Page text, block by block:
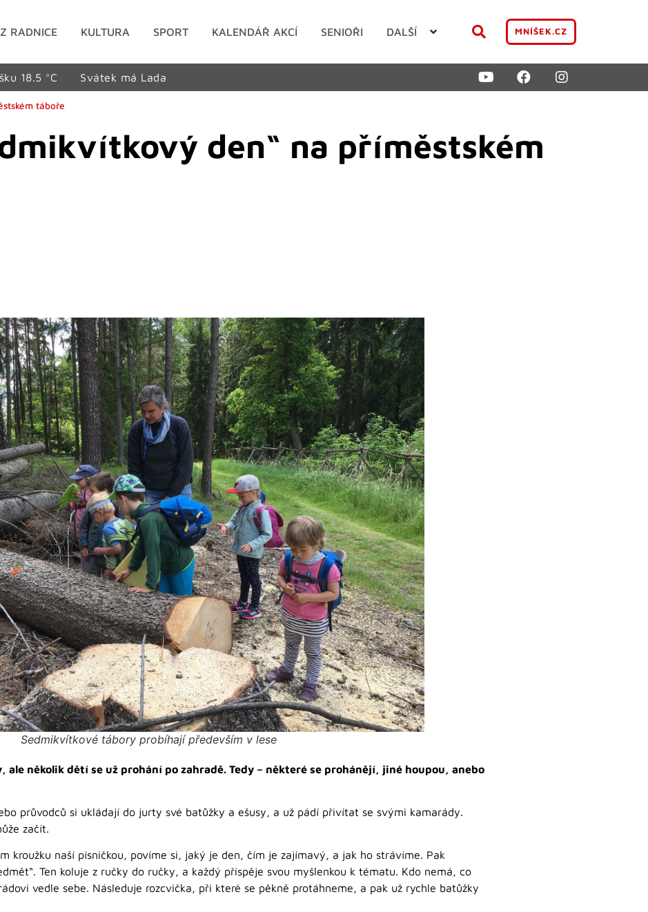
Z RADNICE KULTURA SPORT KALENDÁŘ AKCÍ SENIOŘI DALŠÍ MNÍŠEK.CZ
18.5 °C Svátek má Lada
táboře
den“ na příměstském
Sedmikvítkové tábory probíhají především v lese
ale několik dětí se už prohání po zahradě. Tedy – některé se prohánějí, jiné houpou, anebo
průvodců si ukládají do jurty své batůžky a ešusy, a už pádí přivítat se svými kamarády.
začít.
kroužku naší písničkou, povíme si, jaký je den, čím je zajímavý, a jak ho strávíme. Pak
Ten koluje z ručky do ručky, a každý přispěje svou myšlenkou k tématu. Kdo nemá, co
vedle sebe. Následuje rozcvička, při které se pěkně protáhneme, a pak už rychle batůžky